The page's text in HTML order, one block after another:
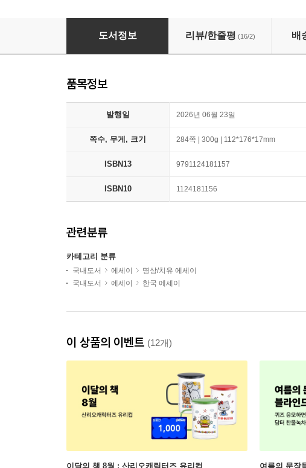
나를, 당신을 읽어내기 위해
도서정보 리뷰/한줄평 (16/2) 배
품목정보
발행일 2026년 06월 23일
쪽수, 무게, 크기 284쪽 | 300g | 112*176*17mm
ISBN13 9791124181157
ISBN10 1124181156
관련분류
카테고리 분류
국내도서 에세이
명상/치유 에세이
국내도서
에세이 한국 에세이
이 상품의 이벤트 (12개)
이달의 책 8월 : 산리오캐릭터즈 유리컵 여름의 문장